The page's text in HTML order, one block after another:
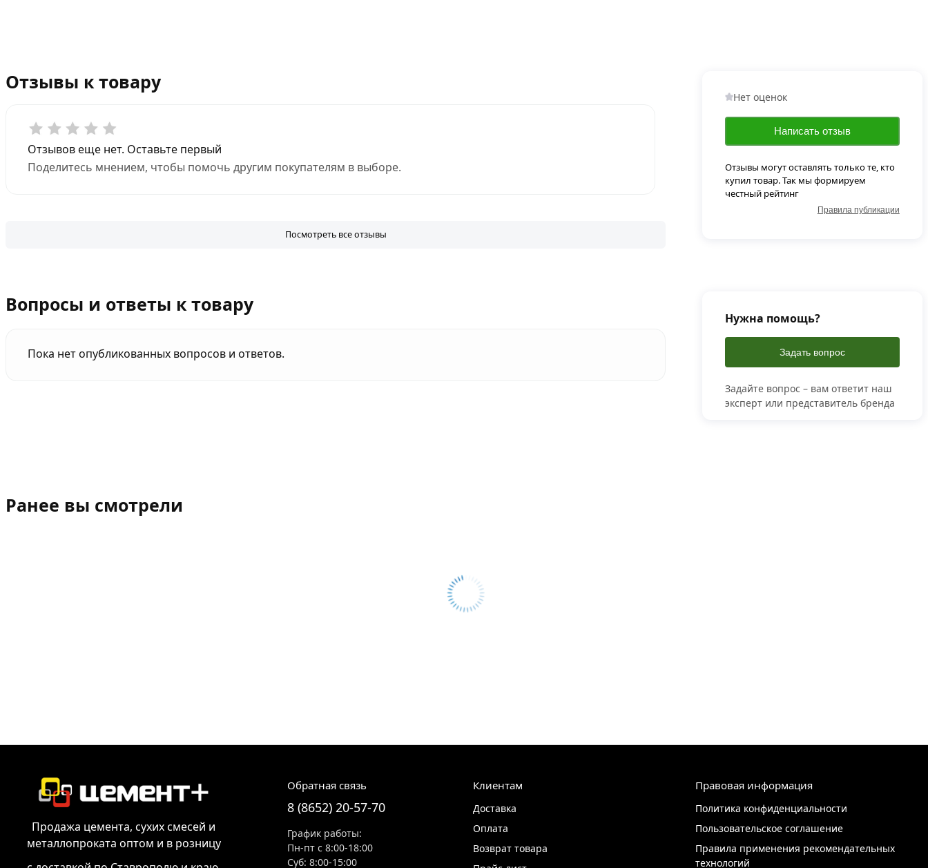
Отзывы к товару
Отзывов еще нет. Оставьте первый
Поделитесь мнением, чтобы помочь другим покупателям в выборе.
Посмотреть все отзывы
Нет оценок
Написать отзыв
Отзывы могут оставлять только те, кто
купил товар. Так мы формируем
честный рейтинг
Правила публикации
Вопросы и ответы к товару
Пока нет опубликованных вопросов и ответов.
Нужна помощь?
Задать вопрос
Задайте вопрос – вам ответит наш
эксперт или представитель бренда
Ранее вы смотрели
Продажа цемента, сухих смесей и
металлопроката оптом и в розницу
Обратная связь
8 (8652) 20-57-70
График работы:
Пн-пт с 8:00-18:00
Суб: 8:00-15:00
Клиентам
Доставка
Оплата
Возврат товара
Правовая информация
Политика конфиденциальности
Пользовательское соглашение
Правила применения рекомендательных
технологий